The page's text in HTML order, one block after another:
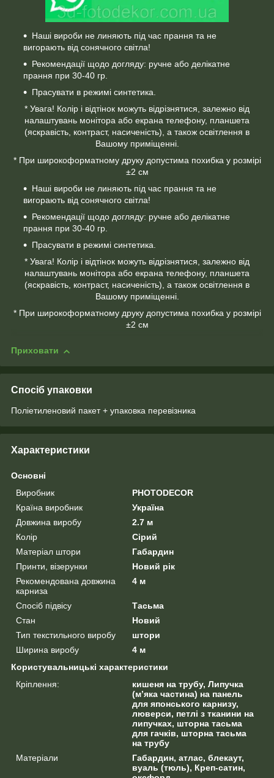
Наші вироби не линяють під час прання та не
вигорають від сонячного світла!
Рекомендації щодо догляду: ручне або делікатне
прання при 30-40 гр.
Прасувати в режимі синтетика.
* Увага! Колір і відтінок можуть відрізнятися, залежно від
налаштувань монітора або екрана телефону, планшета
(яскравість, контраст, насиченість), а також освітлення в
Вашому приміщенні.
* При широкоформатному друку допустима похибка у розмірі
±2 см
Наші вироби не линяють під час прання та не
вигорають від сонячного світла!
Рекомендації щодо догляду: ручне або делікатне
прання при 30-40 гр.
Прасувати в режимі синтетика.
* Увага! Колір і відтінок можуть відрізнятися, залежно від
налаштувань монітора або екрана телефону, планшета
(яскравість, контраст, насиченість), а також освітлення в
Вашому приміщенні.
* При широкоформатному друку допустима похибка у розмірі
±2 см
Приховати
Спосіб упаковки
Поліетиленовий пакет + упаковка перевізника
Характеристики
Основні
Виробник
PHOTODECOR
Країна виробник
Україна
Довжина виробу
2.7 м
Колір
Сірий
Матеріал штори
Габардин
Принти, візерунки
Новий рік
Рекомендована довжина
карниза
4 м
Спосіб підвісу
Тасьма
Стан
Новий
Тип текстильного виробу
штори
Ширина виробу
4 м
Користувальницькі характеристики
Кріплення:
кишеня на трубу, Липучка
(м’яка частина) на панель
для японського карнизу,
люверси, петлі з тканини на
липучках, шторна тасьма
для гачків, шторна тасьма
на трубу
Матеріали
Габардин, атлас, блекаут,
вуаль (тюль), Креп-сатин,